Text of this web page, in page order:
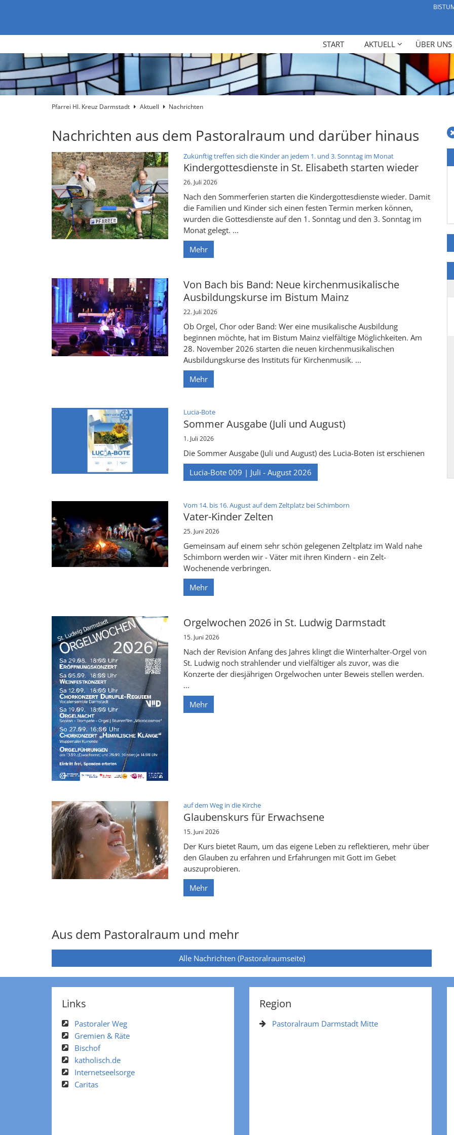
START AKTUELL ÜBER UNS
Pfarrei Hl. Kreuz Darmstadt Aktuell Nachrichten
Nachrichten aus dem Pastoralraum und darüber hinaus
Zukünftig treffen sich die Kinder an jedem 1. und 3. Sonntag im Monat:
Kindergottesdienste in St. Elisabeth starten wieder
26. Juli 2026
Nach den Sommerferien starten die Kindergottesdienste wieder. Damit
die Familien und Kinder sich einen festen Termin merken können,
wurden die Gottesdienste auf den 1. Sonntag und den 3. Sonntag im
Monat gelegt. ...
Mehr
Von Bach bis Band: Neue kirchenmusikalische
Ausbildungskurse im Bistum Mainz
22. Juli 2026
Ob Orgel, Chor oder Band: Wer eine musikalische Ausbildung
beginnen möchte, hat im Bistum Mainz vielfältige Möglichkeiten. Am
28. November 2026 starten die neuen kirchenmusikalischen
Ausbildungskurse des Instituts für Kirchenmusik. ...
Mehr
Lucia-Bote:
Sommer Ausgabe (Juli und August)
1. Juli 2026
Die Sommer Ausgabe (Juli und August) des Lucia-Boten ist erschienen
Lucia-Bote 009 | Juli - August 2026
Vom 14. bis 16. August auf dem Zeltplatz bei Schimborn
Vater-Kinder Zelten
25. Juni 2026
Gemeinsam auf einem sehr schön gelegenen Zeltplatz im Wald nahe
Schimborn werden wir - Väter mit ihren Kindern - ein Zelt-
Wochenende verbringen.
Mehr
Orgelwochen 2026 in St. Ludwig Darmstadt
15. Juni 2026
Nach der Revision Anfang des Jahres klingt die Winterhalter-Orgel von
St. Ludwig noch strahlender und vielfältiger als zuvor, was die
Konzerte der diesjährigen Orgelwochen unter Beweis stellen werden.
...
Mehr
auf dem Weg in die Kirche:
Glaubenskurs für Erwachsene
15. Juni 2026
Der Kurs bietet Raum, um das eigene Leben zu reflektieren, mehr über
den Glauben zu erfahren und Erfahrungen mit Gott im Gebet
auszuprobieren.
Mehr
Aus dem Pastoralraum und mehr
Alle Nachrichten (Pastoralraumseite)
Links
Pastoraler Weg
Gremien & Räte
Bischof
katholisch.de
Internetseelsorge
Caritas
Region
Pastoralraum Darmstadt Mitte